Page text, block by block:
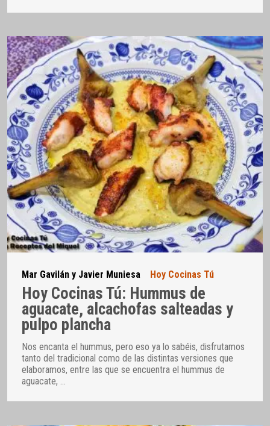
Mar Gavilán y Javier Muniesa Hoy Cocinas Tú
Hoy Cocinas Tú: Hummus de
aguacate, alcachofas salteadas y
pulpo plancha
Nos encanta el hummus, pero eso ya lo sabéis, disfrutamos
tanto del tradicional como de las distintas versiones que
elaboramos, entre las que se encuentra el hummus de
aguacate, …